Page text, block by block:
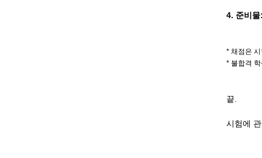
4. 준비
* 채점은
* 불합격
끝.
시험에